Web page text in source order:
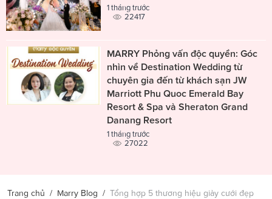
1 tháng trước
22417
MARRY Phỏng vấn độc quyền: Góc
nhìn về Destination Wedding từ
chuyên gia đến từ khách sạn JW
Marriott Phu Quoc Emerald Bay
Resort & Spa và Sheraton Grand
Danang Resort
1 tháng trước
27022
Trang chủ / Marry Blog / Tổng hợp 5 thương hiệu giày cưới đẹp